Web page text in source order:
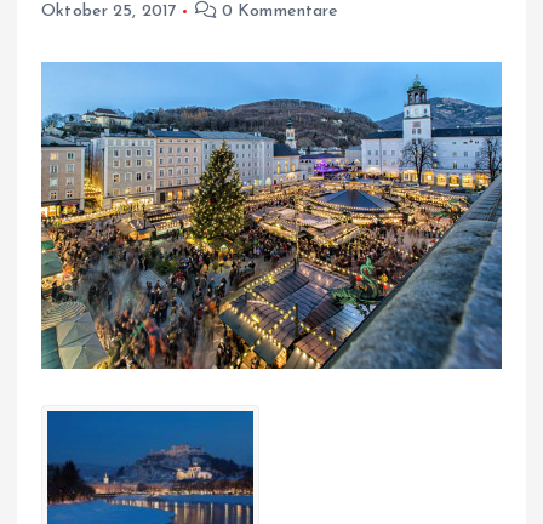
Oktober 25, 2017
0 Kommentare